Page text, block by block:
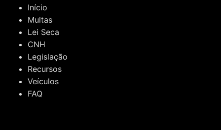
Início
Multas
Lei Seca
CNH
Legislação
Recursos
Veículos
FAQ